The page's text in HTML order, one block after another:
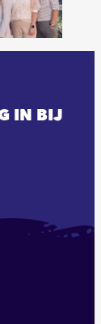
IN BIJ